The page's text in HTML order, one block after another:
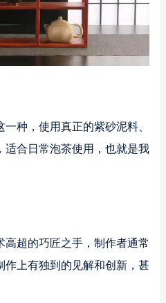
种，使用真正的紫砂泥料、
适合日常泡茶使用，也就是我
超的巧匠之手，制作者通常
作上有独到的见解和创新，甚